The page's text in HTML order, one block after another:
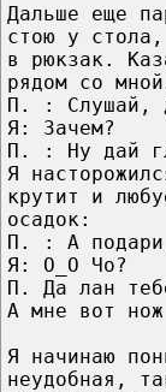
Дальше еще
стою у стола,
в рюкзак.
рядом со
П. : Слушай,
Я: Зачем?
П. : Ну дай
Я
крутит и
осадок:
П. : А
Я: О_О Чо?
П. Да лан
А мне вот
Я начинаю
неудобная,